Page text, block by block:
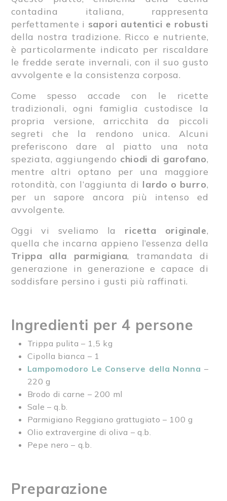
contadina italiana, rappresenta
perfettamente i sapori autentici e robusti
della nostra tradizione. Ricco e nutriente,
è particolarmente indicato per riscaldare
le fredde serate invernali, con il suo gusto
avvolgente e la consistenza corposa.
Come spesso accade con le ricette
tradizionali, ogni famiglia custodisce la
propria versione, arricchita da piccoli
segreti che la rendono unica. Alcuni
preferiscono dare al piatto una nota
speziata, aggiungendo chiodi di garofano,
mentre altri optano per una maggiore
rotondità, con l’aggiunta di lardo o burro,
per un sapore ancora più intenso ed
avvolgente.
Oggi vi sveliamo la ricetta originale,
quella che incarna appieno l’essenza della
Trippa alla parmigiana, tramandata di
generazione in generazione e capace di
soddisfare persino i gusti più raffinati.
Ingredienti per 4 persone
Trippa pulita – 1,5 kg
Cipolla bianca – 1
Lampomodoro Le Conserve della Nonna –
220 g
Brodo di carne – 200 ml
Sale – q.b.
Parmigiano Reggiano grattugiato – 100 g
Olio extravergine di oliva – q.b.
Pepe nero – q.b.
Preparazione